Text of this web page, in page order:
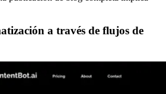
a través de flujos de